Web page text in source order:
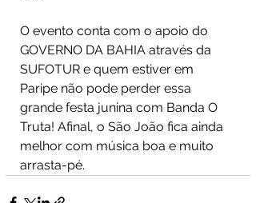
O evento conta com o apoio do
GOVERNO DA BAHIA através da
SUFOTUR e quem estiver em
Paripe não pode perder essa
grande festa junina com Banda O
Truta! Afinal, o São João fica ainda
melhor com música boa e muito
arrasta-pé.